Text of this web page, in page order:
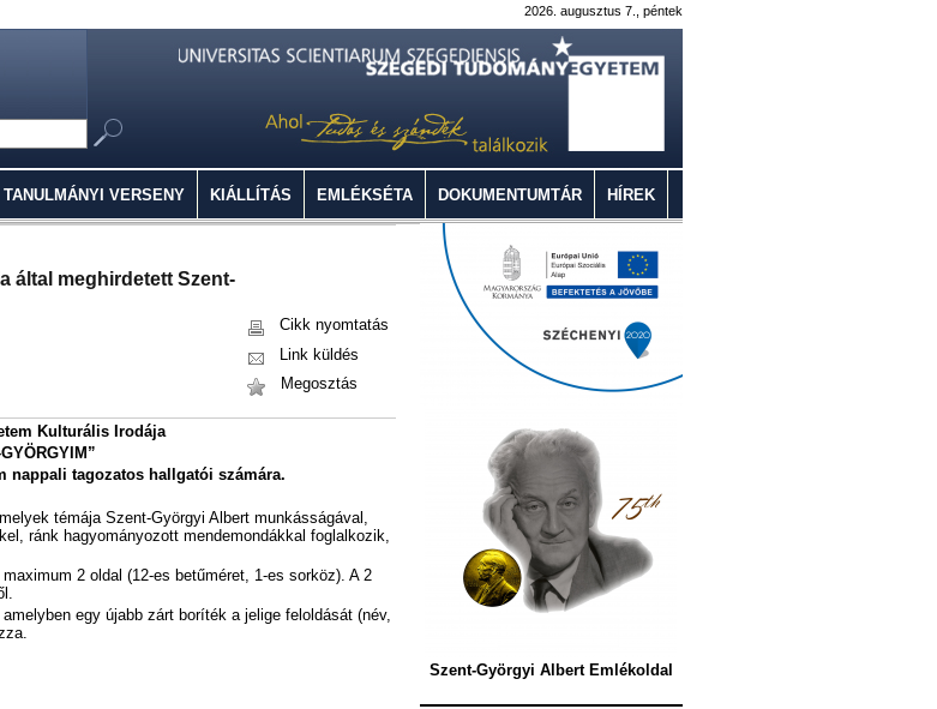
2026. augusztus 7., péntek
TANULMÁNYI VERSENY KIÁLLÍTÁS EMLÉKSÉTA DOKUMENTUMTÁR HÍREK
által meghirdetett Szent-
Cikk nyomtatás
Link küldés
Megosztás
Kulturális Irodája
nappali tagozatos hallgatói számára.
témája Szent-Györgyi Albert munkásságával,
ránk hagyományozott mendemondákkal foglalkozik,
2 oldal (12-es betűméret, 1-es sorköz). A 2
egy újabb zárt boríték a jelige feloldását (név,
Szent-Györgyi Albert Emlékoldal